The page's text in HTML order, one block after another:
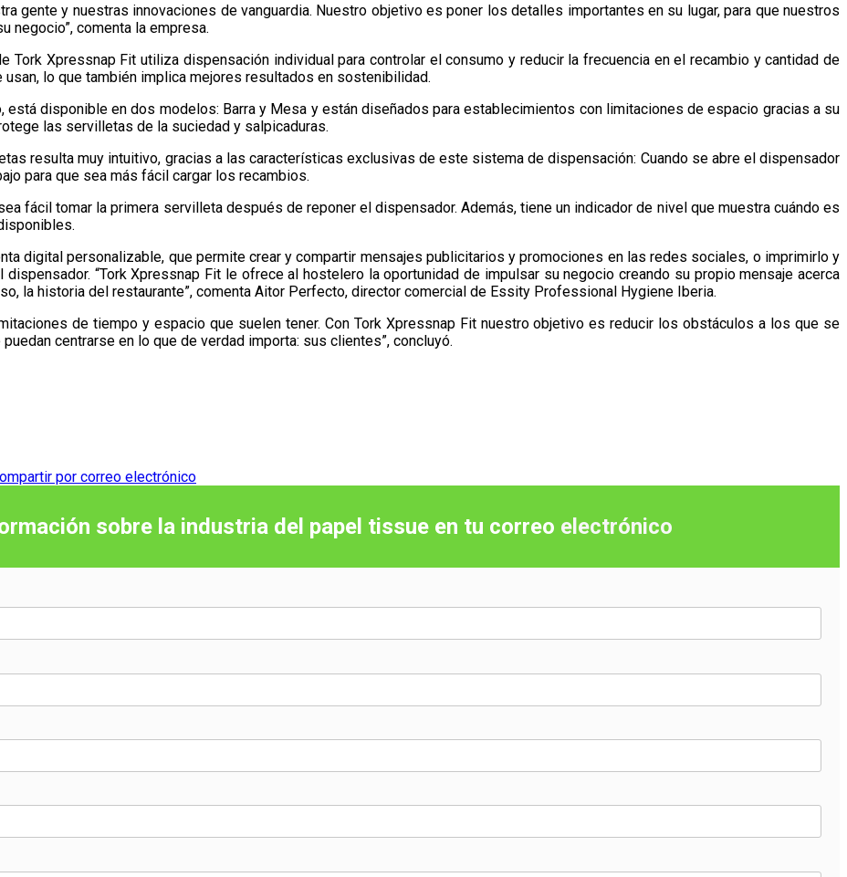
gente y nuestras innovaciones de vanguardia. Nuestro objetivo es poner los detalles importantes en su lugar, para que nuestros
negocio”, comenta la empresa.
Xpressnap Fit utiliza dispensación individual para controlar el consumo y reducir la frecuencia en el recambio y cantidad de
lo que también implica mejores resultados en sostenibilidad.
disponible en dos modelos: Barra y Mesa y están diseñados para establecimientos con limitaciones de espacio gracias a su
las servilletas de la suciedad y salpicaduras.
resulta muy intuitivo, gracias a las características exclusivas de este sistema de dispensación: Cuando se abre el dispensador
para que sea más fácil cargar los recambios.
fácil tomar la primera servilleta después de reponer el dispensador. Además, tiene un indicador de nivel que muestra cuándo es
digital personalizable, que permite crear y compartir mensajes publicitarios y promociones en las redes sociales, o imprimirlo y
“Tork Xpressnap Fit le ofrece al hostelero la oportunidad de impulsar su negocio creando su propio mensaje acerca
la historia del restaurante”, comenta Aitor Perfecto, director comercial de Essity Professional Hygiene Iberia.
de tiempo y espacio que suelen tener. Con Tork Xpressnap Fit nuestro objetivo es reducir los obstáculos a los que se
centrarse en lo que de verdad importa: sus clientes”, concluyó.
por correo electrónico
sobre la industria del papel tissue en tu correo electrónico